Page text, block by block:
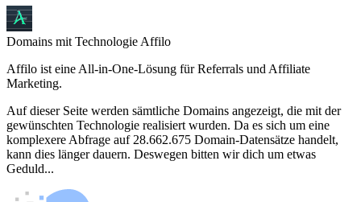
Domains mit Technologie Affilo
Affilo ist eine All-in-One-Lösung für Referrals und Affiliate
Marketing.
Auf dieser Seite werden sämtliche Domains angezeigt, die mit der
gewünschten Technologie realisiert wurden. Da es sich um eine
komplexere Abfrage auf 28.662.675 Domain-Datensätze handelt,
kann dies länger dauern. Deswegen bitten wir dich um etwas
Geduld...